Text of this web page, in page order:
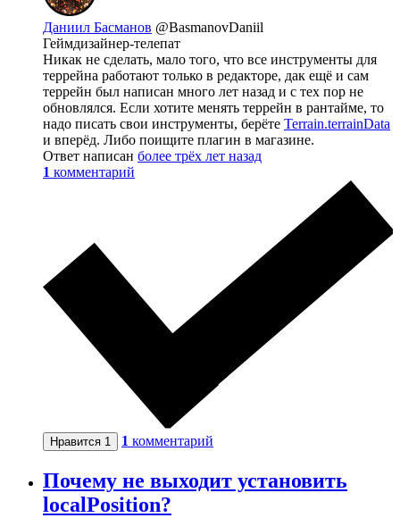
Даниил Басманов @BasmanovDaniil
Геймдизайнер-телепат
Никак не сделать, мало того, что все инструменты для
террейна работают только в редакторе, дак ещё и сам
террейн был написан много лет назад и с тех пор не
обновлялся. Если хотите менять террейн в рантайме, то
надо писать свои инструменты, берёте Terrain.terrainData
и вперёд. Либо поищите плагин в магазине.
Ответ написан более трёх лет назад
1 комментарий
Нравится 1 1 комментарий
Почему не выходит установить
localPosition?